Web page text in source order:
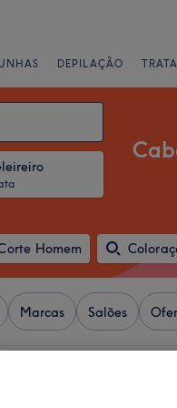
DEPILAÇÃO
Homem
Marcas Salões
Agualva-Cacém